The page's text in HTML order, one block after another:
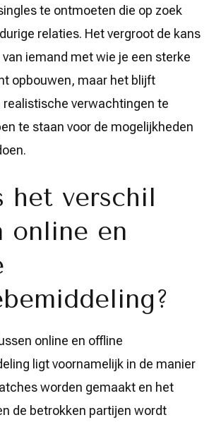
te ontmoeten die op zoek
relaties. Het vergroot de kans
iemand met wie je een sterke
opbouwen, maar het blijft
realistische verwachtingen te
te staan voor de mogelijkheden
het verschil
online en
online en offline
ligt voornamelijk in de manier
worden gemaakt en het
de betrokken partijen wordt